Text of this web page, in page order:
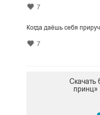
7
Когда даёшь себя
7
Скачать
принц»